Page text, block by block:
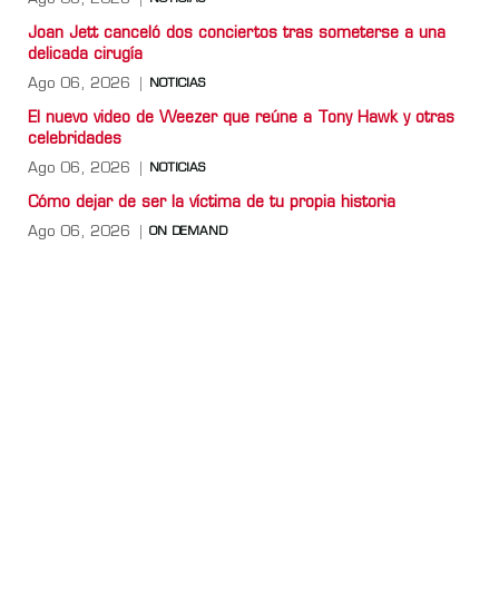
Joan Jett canceló dos conciertos tras someterse a una
delicada cirugía
Ago 06, 2026 NOTICIAS
El nuevo video de Weezer que reúne a Tony Hawk y otras
celebridades
Ago 06, 2026 NOTICIAS
Cómo dejar de ser la víctima de tu propia historia
Ago 06, 2026 ON DEMAND